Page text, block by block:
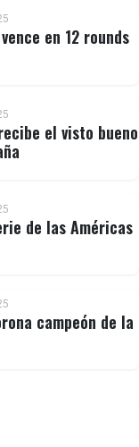
en 12 rounds
el visto bueno
de las Américas
campeón de la